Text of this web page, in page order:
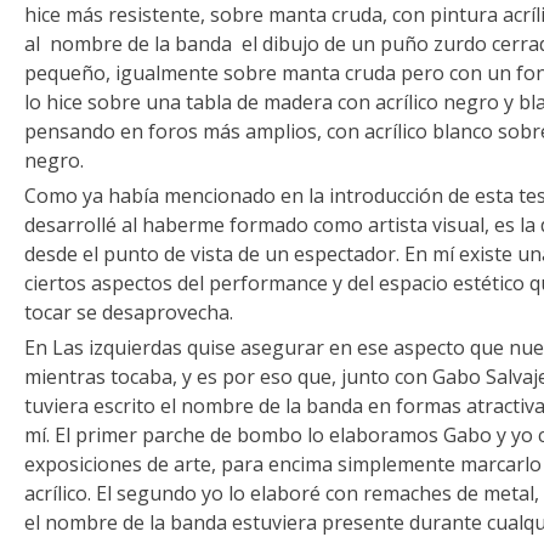
hice más resistente, sobre manta cruda, con pintura
al nombre de la banda el dibujo de un puño zurdo
pequeño, igualmente sobre manta cruda pero con un
lo hice sobre una tabla de madera con acrílico negro y
pensando en foros más amplios, con acrílico blanco
negro.
Como ya había mencionado en la introducción de esta
desarrollé al haberme formado como artista visual, es la
desde el punto de vista de un espectador. En mí existe
ciertos aspectos del performance y del espacio estético
tocar se desaprovecha.
En Las izquierdas quise asegurar en ese aspecto que
mientras tocaba, y es por eso que, junto con Gabo
tuviera escrito el nombre de la banda en formas
mí. El primer parche de bombo lo elaboramos Gabo y
exposiciones de arte, para encima simplemente
acrílico. El segundo yo lo elaboré con remaches de
el nombre de la banda estuviera presente durante